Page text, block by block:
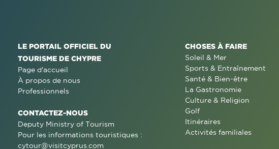
LE PORTAIL OFFICIEL DU
TOURISME DE CHYPRE
Page d'accueil
À propos de nous
Professionnels
CONTACTEZ-NOUS
Deputy Ministry of Tourism
Pour les informations touristiques :
cytour@visitcyprus.com
CHOSES À FAIRE
Soleil & Mer
Sports & Entraînement
Santé & Bien-être
La Gastronomie
Culture & Religion
Golf
Itinéraires
Activités familiales